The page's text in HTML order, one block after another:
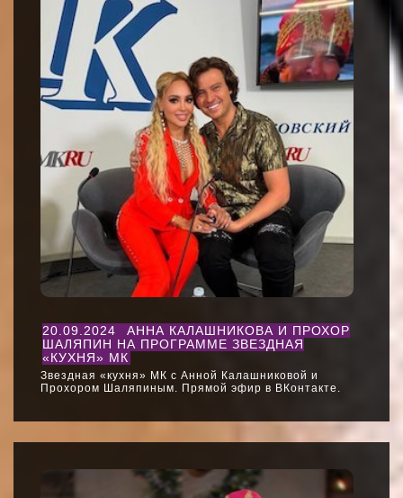
20.09.2024
АННА КАЛАШНИКОВА И ПРОХОР
ШАЛЯПИН НА ПРОГРАММЕ ЗВЕЗДНАЯ
«КУХНЯ» МК
Звездная «кухня» МК с Анной Калашниковой и
Прохором Шаляпиным. Прямой эфир в ВКонтакте.